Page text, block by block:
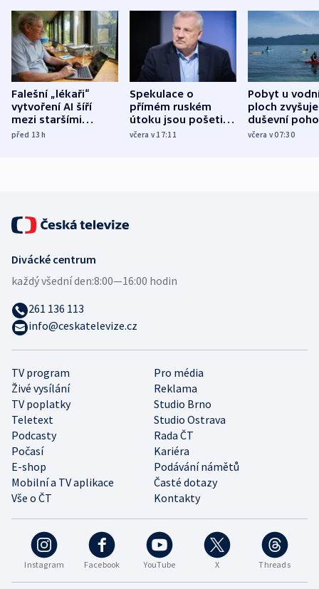
Falešní „lékaři“
vytvoření AI šíří
mezi staršími
Poláky nebezpečné
před 13h
Spekulace o
přímém ruském
útoku jsou pošetilé,
míní estonský
včera v 17:11
Pobyt u
ploch zvyšuje
duševní
ukázala
včera v 07:30
Instagram Facebook YouTube X Threads
TV program
Pro média
Živé vysílání
Reklama
TV poplatky
Studio Brno
Teletext
Studio Ostrava
Podcasty
Rada ČT
Počasí
Kariéra
E-shop
Podávání námětů
Mobilní a TV aplikace
Časté dotazy
Vše o ČT
Kontakty
Divácké centrum
každý všední den:8:00—16:00 hodin
261 136 113
info@ceskatelevize.cz